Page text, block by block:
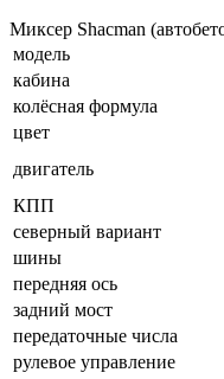
Миксер Shacman
модель
кабина
колёсная формула
цвет
двигатель
КПП
северный вариант
шины
передняя ось
задний мост
передаточные числа
рулевое управление